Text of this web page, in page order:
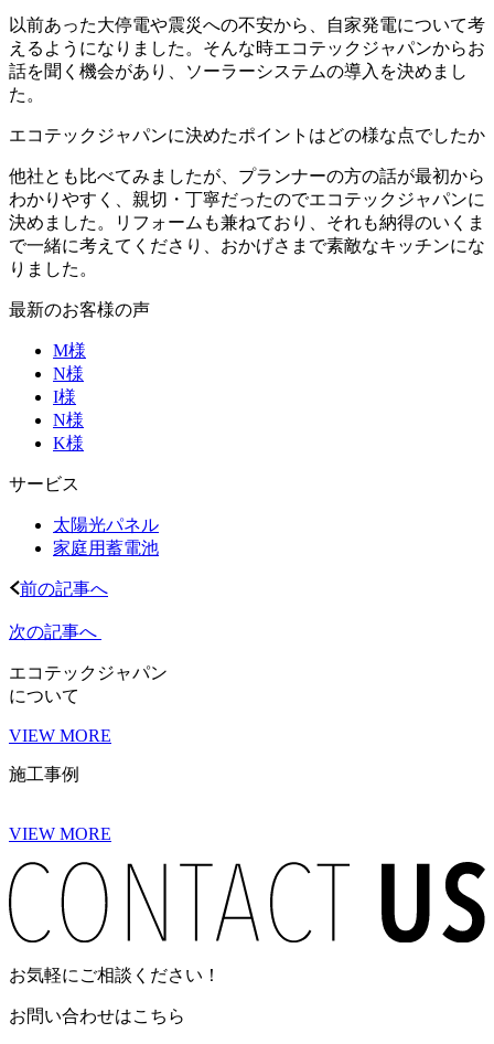
以前あった大停電や震災への不安から、自家発電について考
えるようになりました。そんな時エコテックジャパンからお
話を聞く機会があり、ソーラーシステムの導入を決めまし
た。
エコテックジャパンに決めたポイントはどの様な点でしたか
他社とも比べてみましたが、プランナーの方の話が最初から
わかりやすく、親切・丁寧だったのでエコテックジャパンに
決めました。リフォームも兼ねており、それも納得のいくま
で一緒に考えてくださり、おかげさまで素敵なキッチンにな
りました。
最新のお客様の声
M様
N様
I様
N様
K様
サービス
太陽光パネル
家庭用蓄電池
前の記事へ
次の記事へ
エコテックジャパン
について
VIEW MORE
施工事例
VIEW MORE
お気軽にご相談ください！
お問い合わせはこちら